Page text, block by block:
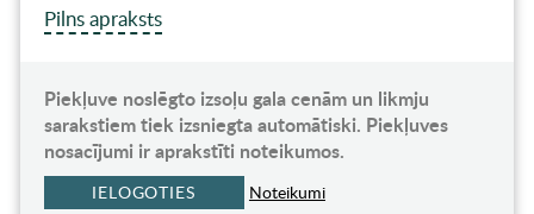
Pilns apraksts
Piekļuve noslēgto izsoļu gala cenām un likmju
sarakstiem tiek izsniegta automātiski. Piekļuves
nosacījumi ir aprakstīti noteikumos.
IELOGOTIES Noteikumi